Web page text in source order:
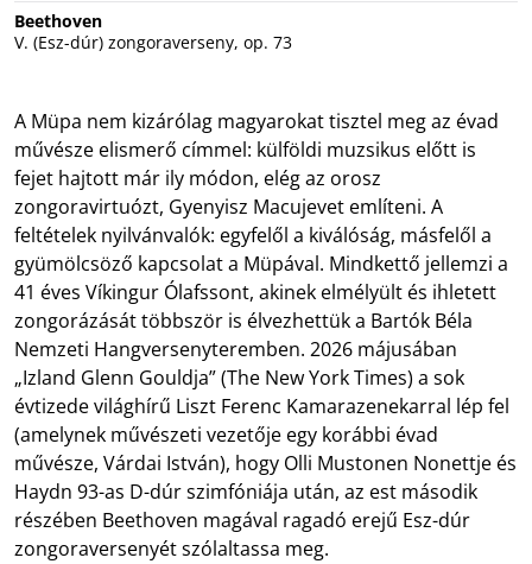
Beethoven
V. (Esz-dúr) zongoraverseny, op. 73
A Müpa nem kizárólag magyarokat tisztel meg az évad
művésze elismerő címmel: külföldi muzsikus előtt is
fejet hajtott már ily módon, elég az orosz
zongoravirtuózt, Gyenyisz Macujevet említeni. A
feltételek nyilvánvalók: egyfelől a kiválóság, másfelől a
gyümölcsöző kapcsolat a Müpával. Mindkettő jellemzi a
41 éves Víkingur Ólafssont, akinek elmélyült és ihletett
zongorázását többször is élvezhettük a Bartók Béla
Nemzeti Hangversenyteremben. 2026 májusában
„Izland Glenn Gouldja” (The New York Times) a sok
évtizede világhírű Liszt Ferenc Kamarazenekarral lép fel
(amelynek művészeti vezetője egy korábbi évad
művésze, Várdai István), hogy Olli Mustonen Nonettje és
Haydn 93-as D-dúr szimfóniája után, az est második
részében Beethoven magával ragadó erejű Esz-dúr
zongoraversenyét szólaltassa meg.